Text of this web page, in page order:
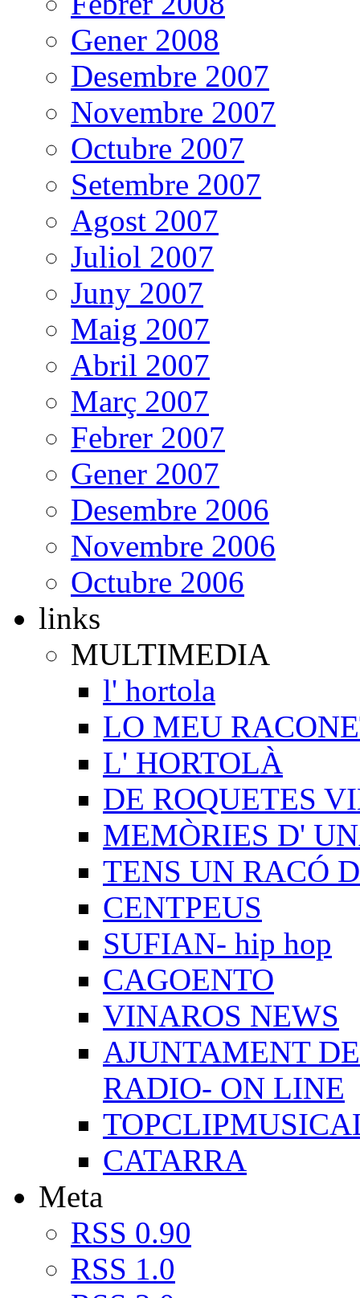
Gener 2008
Desembre 2007
Novembre 2007
Octubre 2007
Setembre 2007
Agost 2007
Juliol 2007
Juny 2007
Maig 2007
Abril 2007
Març 2007
Febrer 2007
Gener 2007
Desembre 2006
Novembre 2006
Octubre 2006
links
MULTIMEDIA
l' hortola
LO MEU
L' HORTOLÀ
DE ROQUETES
MEMÒRIES D'
TENS UN RACÓ
CENTPEUS
SUFIAN- hip hop
CAGOENTO
VINAROS NEWS
AJUNTAMENT
RADIO- ON LINE
CATARRA
Meta
RSS 0.90
RSS 1.0